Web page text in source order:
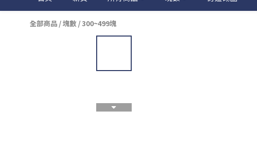
全部商品 /塊數 /300~499塊